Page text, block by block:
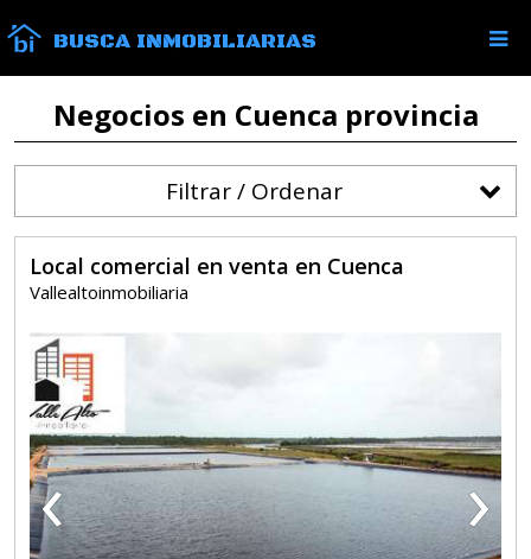
BUSCA INMOBILIARIAS
Negocios en Cuenca provincia
Filtrar / Ordenar
Local comercial en venta en Cuenca
Vallealtoinmobiliaria
‹ ›